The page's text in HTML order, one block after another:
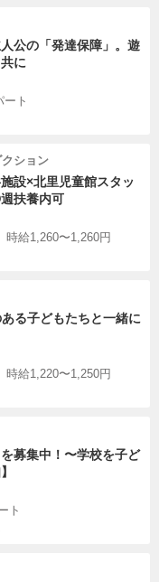
公の「発達保障」。遊
に
ート
ション
設×北里児童館スタッ
扶養内可
時給1,260〜1,260円
る子どもたちと一緒に
時給1,220〜1,250円
募集中！〜学校を子ど
ト